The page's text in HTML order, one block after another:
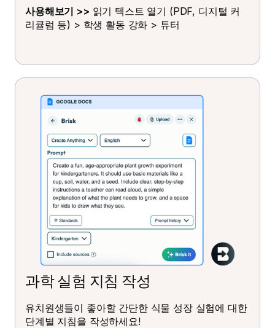
사용해보기 >> 읽기 텍스트 열기 (PDF, 디지털 커
리큘럼 등) > 학생 활동 강화 > 튜터
과학 실험 지침 작성
유치원생들이 좋아할 간단한 식물 성장 실험에 대한
단계별 지침을 작성하세요!